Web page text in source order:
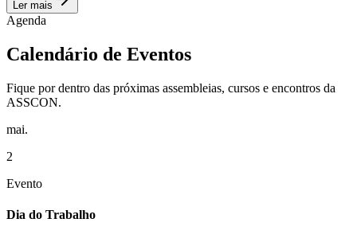
Ler mais
Agenda
Calendário de Eventos
Fique por dentro das próximas assembleias, cursos e encontros da
ASSCON.
mai.
2
Evento
Dia do Trabalho